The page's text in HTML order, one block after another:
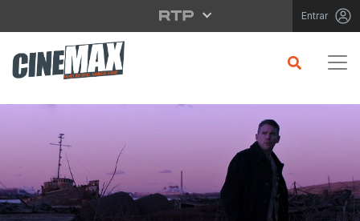
Saltar para o conteúdo principal Entrar